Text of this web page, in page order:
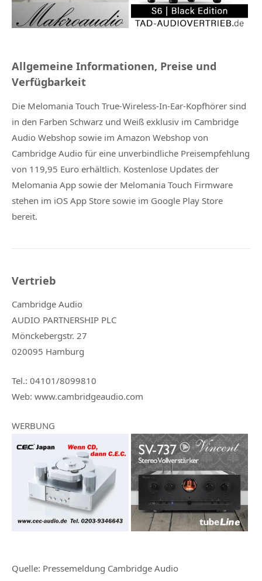
Allgemeine Informationen, Preise und
Verfügbarkeit
Die Melomania Touch True-Wireless-In-Ear-Kopfhörer sind
in den Farben Schwarz und Weiß exklusiv im Cambridge
Audio Webshop sowie im Amazon Webshop von
Cambridge Audio für eine unverbindliche Preisempfehlung
von 119,95 Euro erhältlich. Kostenlose Updates der
Melomania App sowie der Melomania Touch Firmware
stehen im iOS App Store sowie im Google Play Store
bereit.
Vertrieb
Cambridge Audio
AUDIO PARTNERSHIP PLC
Mönckebergstr. 27
020095 Hamburg
Tel.: 04101/8099810
Web: www.cambridgeaudio.com
WERBUNG
Quelle: Pressemeldung Cambridge Audio